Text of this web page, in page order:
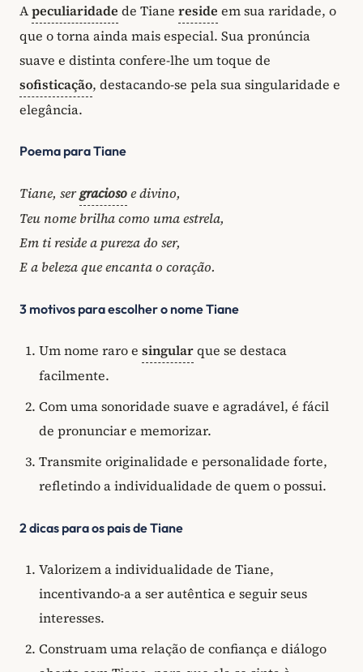
Apeculiaridade de Tiane reside em sua raridade, o
que o torna ainda mais especial. Sua pronúncia
suave e distinta confere-lhe um toque de
sofisticação, destacando-se pela sua singularidade e
elegância.
Poema para Tiane
Tiane, sergraciosoe divino,
Teu nome brilha como uma estrela,
Em ti reside a pureza do ser,
E a beleza que encanta o coração.
3 motivos para escolher o nome Tiane
Um nome raro e singularque se destaca
facilmente.
Com uma sonoridade suave e agradável, é fácil
de pronunciar e memorizar.
Transmite originalidade e personalidade forte,
refletindo a individualidade de quem o possui.
2 dicas para os pais de Tiane
Valorizem a individualidade de Tiane,
incentivando-a a ser autêntica e seguir seus
interesses.
Construam uma relação de confiança e diálogo